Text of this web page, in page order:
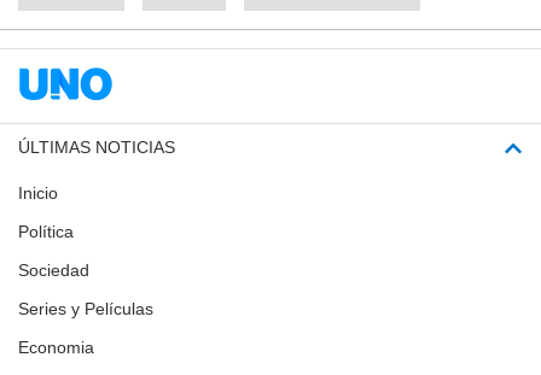
ÚLTIMAS NOTICIAS
Inicio
Política
Sociedad
Series y Películas
Economia